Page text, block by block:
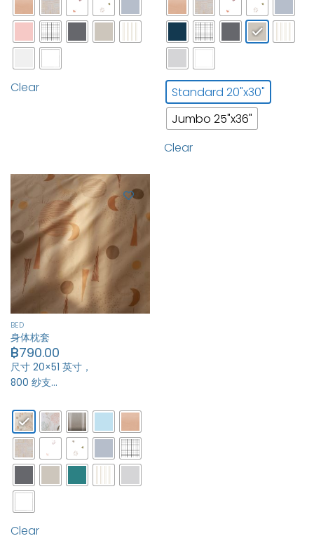
Clear
Standard 20"x30"
Jumbo 25"x36"
Clear
BED
身体枕套
฿790.00
尺寸 20×51 英寸，
800 纱支…
Clear